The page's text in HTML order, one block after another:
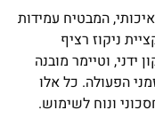
המבטיח עמידות
ניקוז רציף
וטיימר מובנה
זמני הפעולה. כל אלו
ונוח לשימוש.